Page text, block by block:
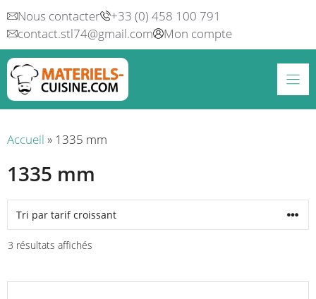
Aller
au
contenu
Nous contacter
+33 (0) 458 100 791
contact.stl74@gmail.com
Mon compte
Accueil » 1335 mm
1335 mm
3 résultats affichés